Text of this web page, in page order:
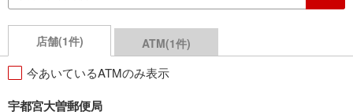
店舗(1件) ATM(1件)
今あいているATMのみ表示
宇都宮大曽郵便局